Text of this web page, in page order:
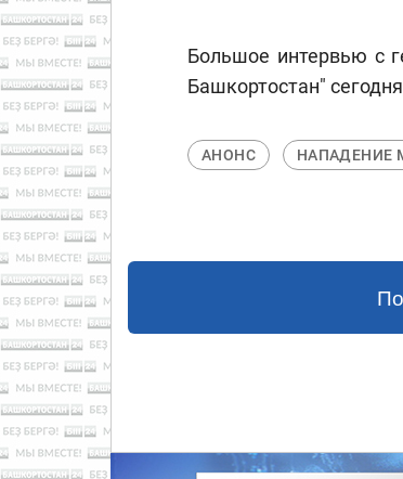
Большое интервью с
Башкортостан"
АНОНС НАПАДЕНИЕ